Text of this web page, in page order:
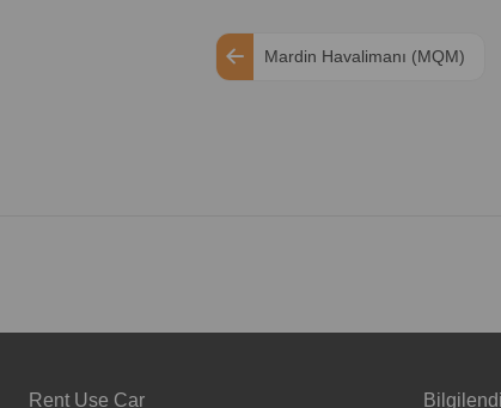
Mardin Havalimanı (MQM)
Rent Use Car